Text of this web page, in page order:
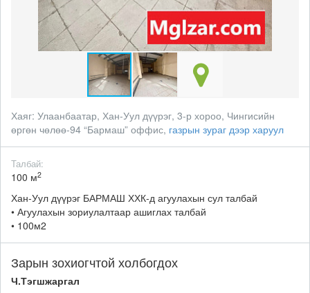
Хаяг: Улаанбаатар, Хан-Уул дүүрэг, 3-р хороо, Чингисийн
өргөн чөлөө-94 “Бармаш” оффис, газрын зураг дээр харуул
Талбай:
100 м2
Хан-Уул дүүрэг БАРМАШ ХХК-д агуулахын сул талбай
• Агуулахын зориулалтаар ашиглах талбай
• 100м2
Зарын зохиогчтой холбогдох
Ч.Тэгшжаргал